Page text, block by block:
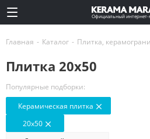
Официальный интернет-
Главная - Каталог - Плитка,
Плитка 20х50
Популярные подборки:
Керамическая плитка
20x50